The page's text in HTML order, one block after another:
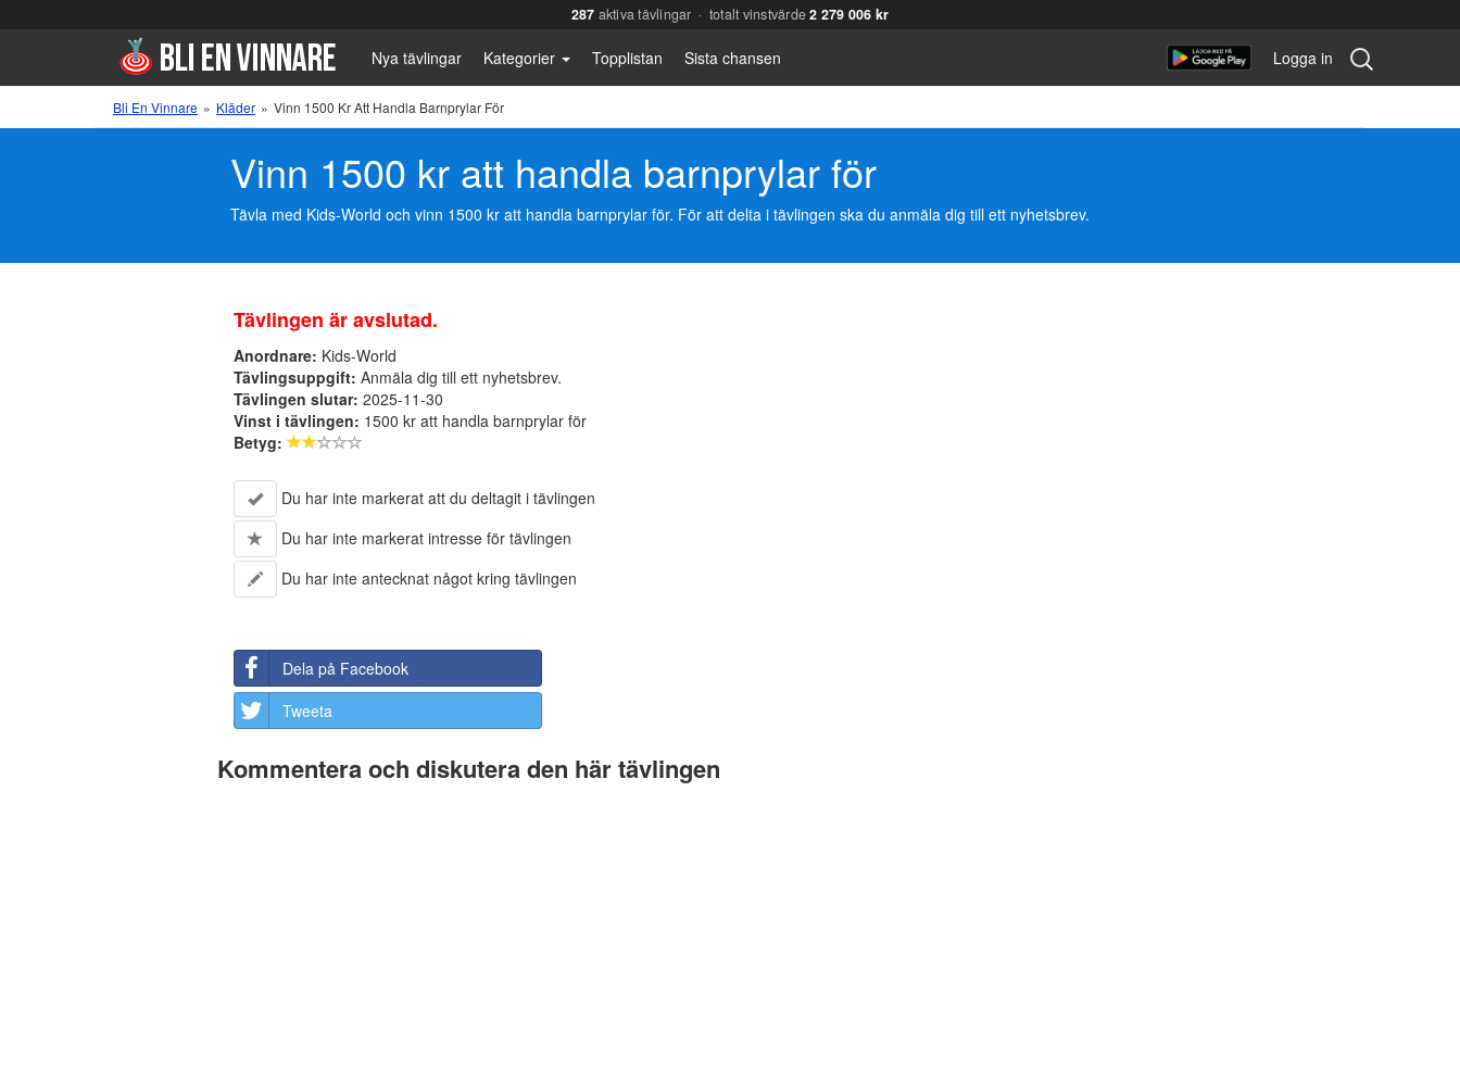
287 aktiva tävlingar · totalt vinstvärde2 279 006 kr
Nya tävlingar Kategorier Topplistan Sista chansen Logga in
Sök
tävling:
Bli En Vinnare » Kläder » Vinn 1500 Kr Att Handla Barnprylar För
Vinn 1500 kr att handla barnprylar för
Tävla med Kids-World och vinn 1500 kr att handla barnprylar för. För att delta i tävlingen ska du anmäla dig till ett nyhetsbrev.
Tävlingen är avslutad.
Anordnare: Kids-World
Tävlingsuppgift: Anmäla dig till ett nyhetsbrev.
Tävlingen slutar: 2025-11-30
Vinst i tävlingen: 1500 kr att handla barnprylar för
Betyg:
Du har inte markerat att du deltagit i tävlingen
Du har inte markerat intresse för tävlingen
Du har inte antecknat något kring tävlingen
Dela på Facebook
Tweeta
Kommentera och diskutera den här tävlingen